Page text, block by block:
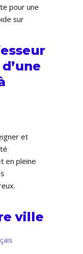
pour une
sur
et
en pleine
ville